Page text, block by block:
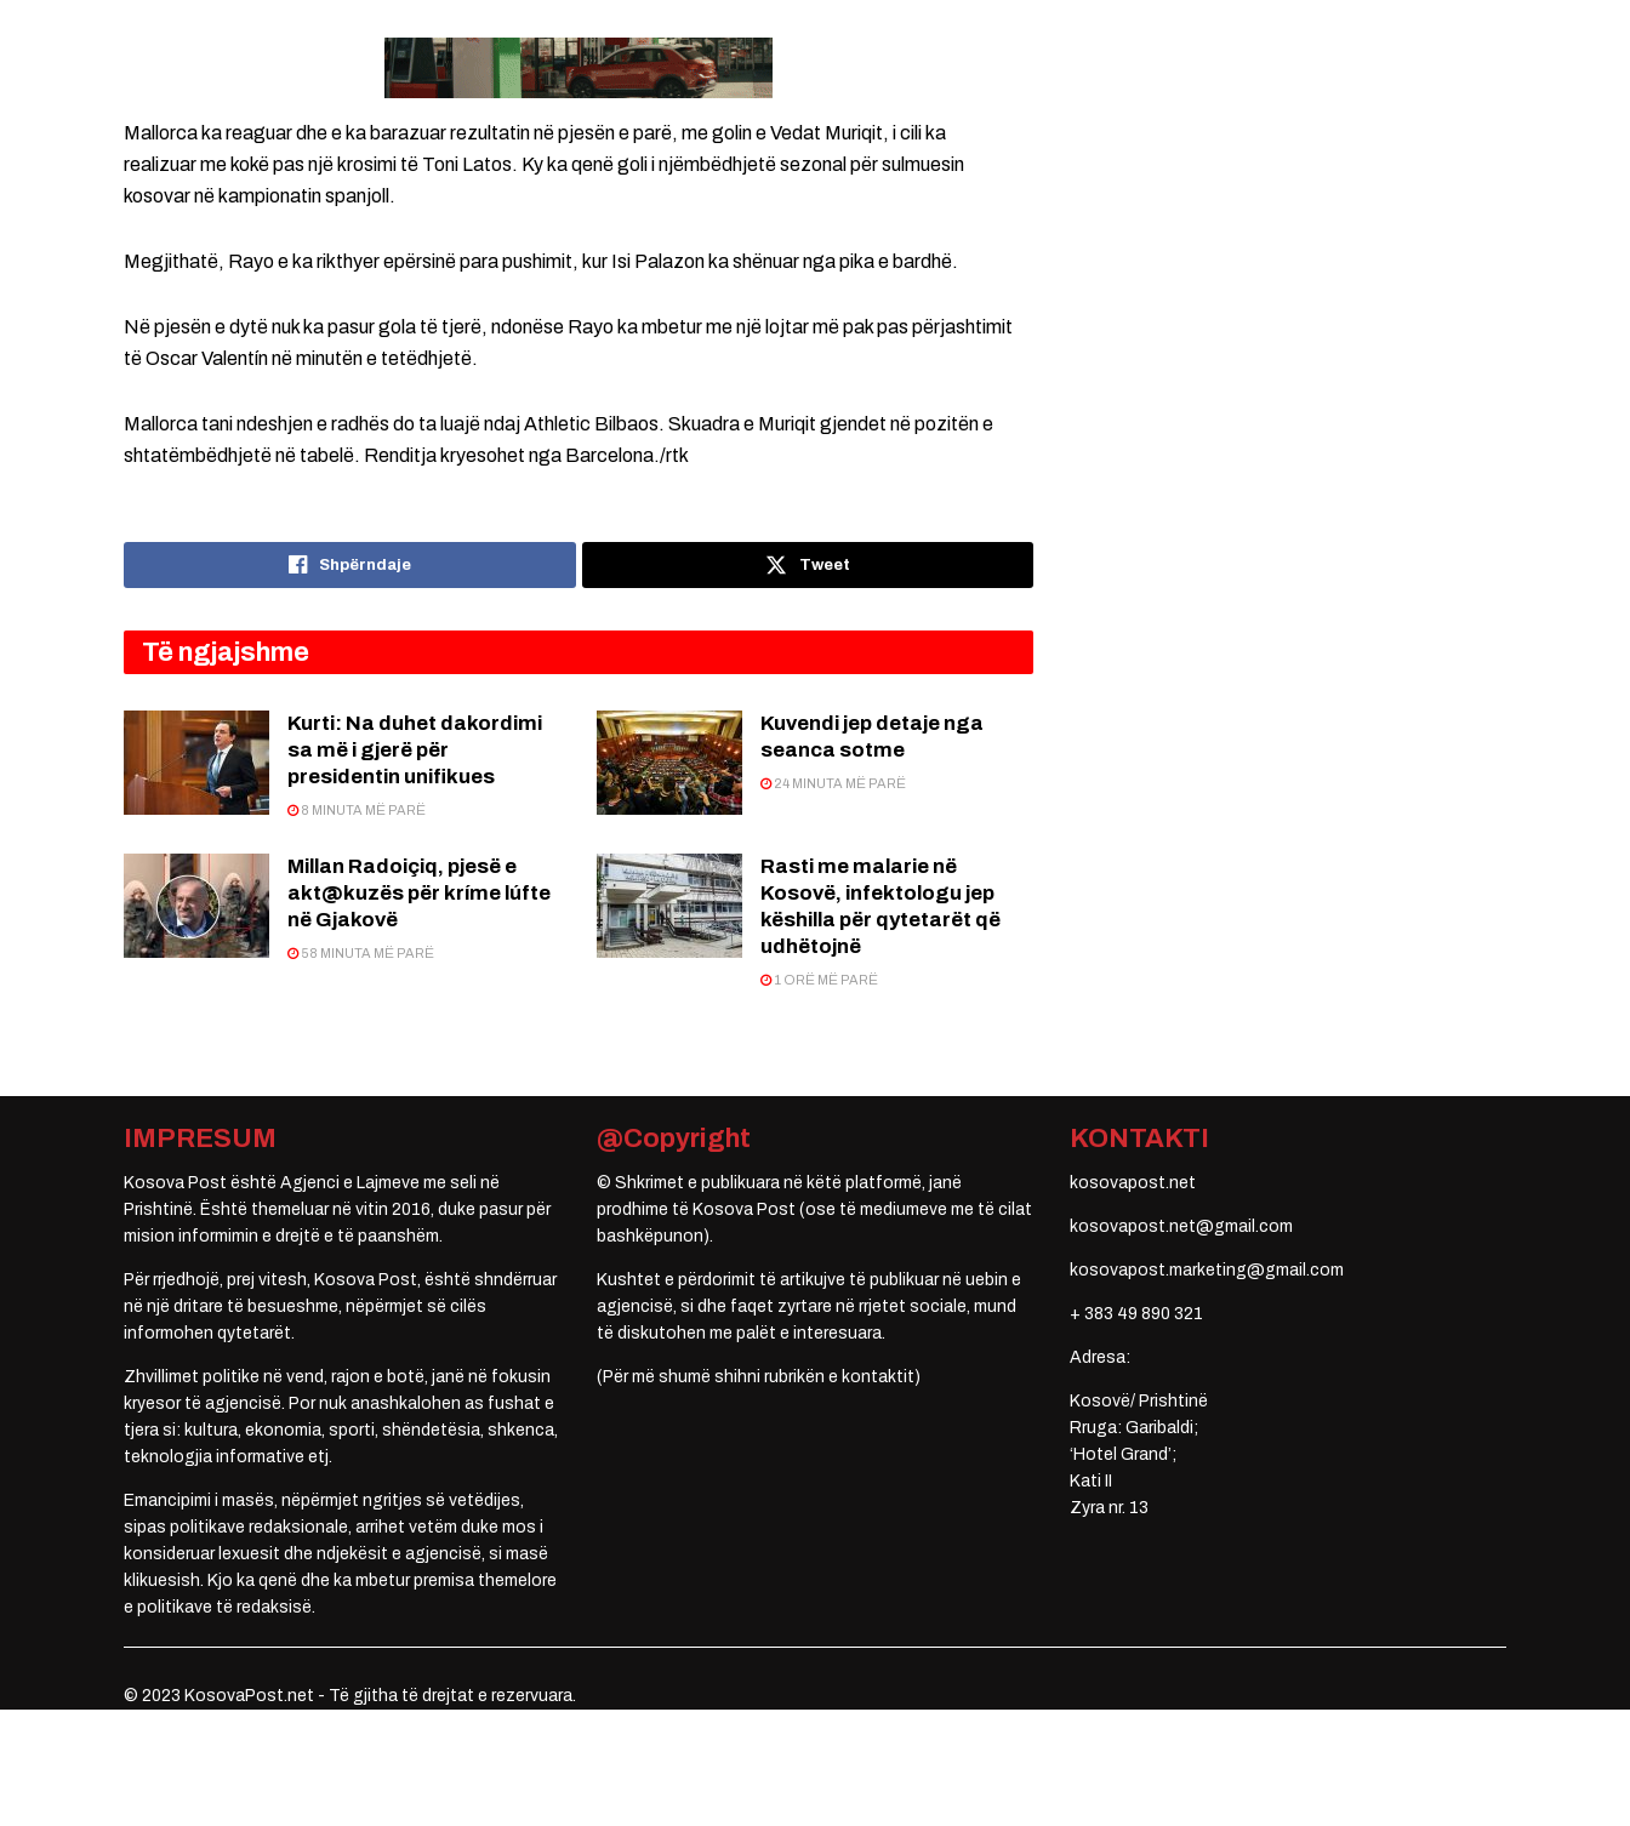
Mallorca ka reaguar dhe e ka barazuar rezultatin në pjesën e parë, me golin e Vedat Muriqit, i cili ka
realizuar me kokë pas një krosimi të Toni Latos. Ky ka qenë goli i njëmbëdhjetë sezonal për sulmuesin
kosovar në kampionatin spanjoll.
Megjithatë, Rayo e ka rikthyer epërsinë para pushimit, kur Isi Palazon ka shënuar nga pika e bardhë.
Në pjesën e dytë nuk ka pasur gola të tjerë, ndonëse Rayo ka mbetur me një lojtar më pak pas përjashtimit
të Oscar Valentín në minutën e tetëdhjetë.
Mallorca tani ndeshjen e radhës do ta luajë ndaj Athletic Bilbaos. Skuadra e Muriqit gjendet në pozitën e
shtatëmbëdhjetë në tabelë. Renditja kryesohet nga Barcelona./rtk
Shpërndaje Tweet
Të ngjajshme
Kurti: Na duhet dakordimi
sa më i gjerë për
presidentin unifikues
8 MINUTA MË PARË
Kuvendi jep detaje nga
seanca sotme
24 MINUTA MË PARË
Millan Radoiçiq, pjesë e
akt@kuzës për kríme lúfte
në Gjakovë
58 MINUTA MË PARË
Rasti me malarie në
Kosovë, infektologu jep
këshilla për qytetarët që
udhëtojnë
1 ORË MË PARË
IMPRESUM
Kosova Post është Agjenci e Lajmeve me seli në
Prishtinë. Është themeluar në vitin 2016, duke pasur për
mision informimin e drejtë e të paanshëm.
Për rrjedhojë, prej vitesh, Kosova Post, është shndërruar
në një dritare të besueshme, nëpërmjet së cilës
informohen qytetarët.
Zhvillimet politike në vend, rajon e botë, janë në fokusin
kryesor të agjencisë. Por nuk anashkalohen as fushat e
tjera si: kultura, ekonomia, sporti, shëndetësia, shkenca,
teknologjia informative etj.
Emancipimi i masës, nëpërmjet ngritjes së vetëdijes,
sipas politikave redaksionale, arrihet vetëm duke mos i
konsideruar lexuesit dhe ndjekësit e agjencisë, si masë
klikuesish. Kjo ka qenë dhe ka mbetur premisa themelore
e politikave të redaksisë.
@Copyright
© Shkrimet e publikuara në këtë platformë, janë
prodhime të Kosova Post (ose të mediumeve me të cilat
bashkëpunon).
Kushtet e përdorimit të artikujve të publikuar në uebin e
agjencisë, si dhe faqet zyrtare në rrjetet sociale, mund
të diskutohen me palët e interesuara.
(Për më shumë shihni rubrikën e kontaktit)
KONTAKTI
kosovapost.net
kosovapost.net@gmail.com
kosovapost.marketing@gmail.com
+ 383 49 890 321
Adresa:
Kosovë/ Prishtinë
Rruga: Garibaldi;
‘Hotel Grand’;
Kati II
Zyra nr. 13
© 2023 KosovaPost.net - Të gjitha të drejtat e rezervuara.